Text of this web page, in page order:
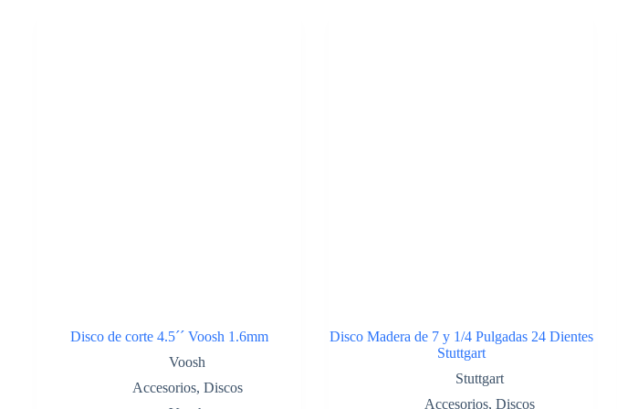
Disco de corte 4.5´´ Voosh 1.6mm
Voosh
Accesorios, Discos
Disco Madera de 7 y 1/4 Pulgadas 24 Dientes
Stuttgart
Stuttgart
Accesorios, Discos